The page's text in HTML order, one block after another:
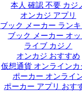
本人 確認 不要 カジ
オンカジ アプリ
ブック メーカー ラン
ブック メーカー オ
ライブ カジノ
オンカジ おすすめ
仮想通貨 オンラインカ
ポーカー オンライ
ポーカー アプリ おす